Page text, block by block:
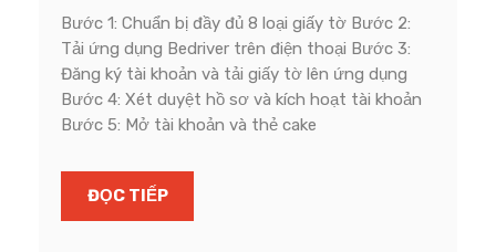
Bước 1: Chuẩn bị đầy đủ 8 loại giấy tờ Bước 2:
Tải ứng dụng Bedriver trên điện thoại Bước 3:
Đăng ký tài khoản và tải giấy tờ lên ứng dụng
Bước 4: Xét duyệt hồ sơ và kích hoạt tài khoản
Bước 5: Mở tài khoản và thẻ cake
ĐỌC TIẾP